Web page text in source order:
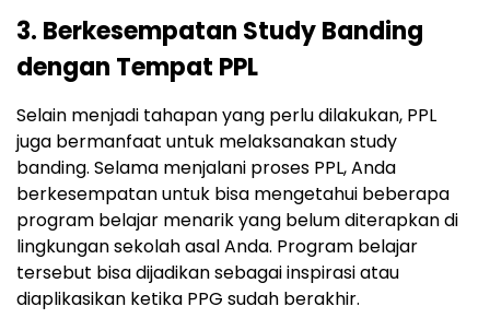
3. Berkesempatan Study Banding
dengan Tempat PPL
Selain menjadi tahapan yang perlu dilakukan, PPL
juga bermanfaat untuk melaksanakan study
banding. Selama menjalani proses PPL, Anda
berkesempatan untuk bisa mengetahui beberapa
program belajar menarik yang belum diterapkan di
lingkungan sekolah asal Anda. Program belajar
tersebut bisa dijadikan sebagai inspirasi atau
diaplikasikan ketika PPG sudah berakhir.